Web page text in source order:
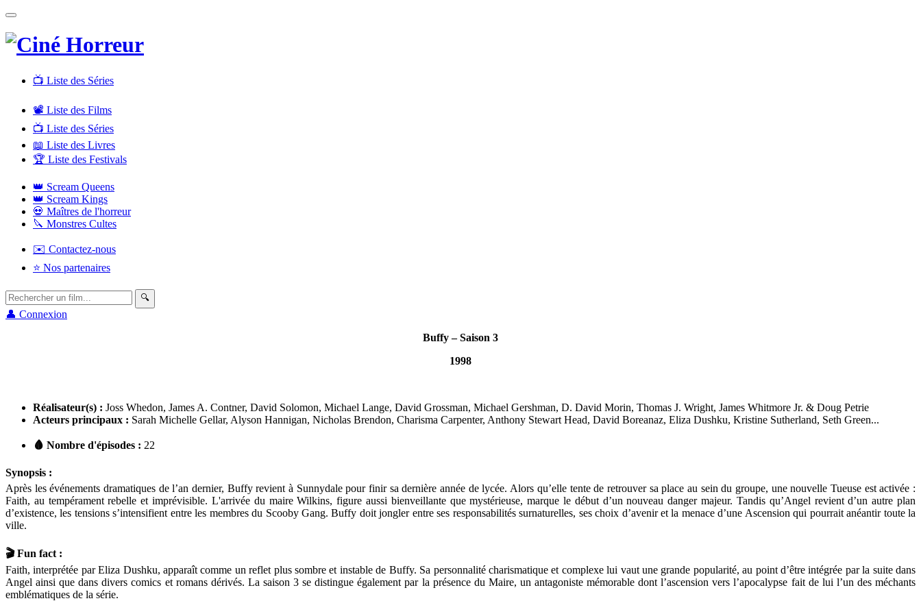
📺 Liste des Séries
📽️ Liste des Films
📺 Liste des Séries
📖 Liste des Livres
🏆 Liste des Festivals
👑 Scream Queens
👑 Scream Kings
💀 Maîtres de l'horreur
🔪 Monstres Cultes
✉️ Contactez-nous
⭐ Nos partenaires
🔍
👤 Connexion
Buffy – Saison 3
1998
Réalisateur(s) : Joss Whedon, James A. Contner, David Solomon, Michael Lange, David Grossman, Michael Gershman, D. David Morin, Thomas J. Wright, James Whitmore Jr. & Doug Petrie
Acteurs principaux : Sarah Michelle Gellar, Alyson Hannigan, Nicholas Brendon, Charisma Carpenter, Anthony Stewart Head, David Boreanaz, Eliza Dushku, Kristine Sutherland, Seth Green...
🩸 Nombre d'épisodes : 22
Synopsis :
Après les événements dramatiques de l’an dernier, Buffy revient à Sunnydale pour finir sa dernière année de lycée. Alors qu’elle tente de retrouver sa place au sein du groupe, une nouvelle Tueuse est activée :
Faith, au tempérament rebelle et imprévisible. L'arrivée du maire Wilkins, figure aussi bienveillante que mystérieuse, marque le début d’un nouveau danger majeur. Tandis qu’Angel revient d’un autre plan
d’existence, les tensions s’intensifient entre les membres du Scooby Gang. Buffy doit jongler entre ses responsabilités surnaturelles, ses choix d’avenir et la menace d’une Ascension qui pourrait anéantir toute la
ville.
🎬 Fun fact :
Faith, interprétée par Eliza Dushku, apparaît comme un reflet plus sombre et instable de Buffy. Sa personnalité charismatique et complexe lui vaut une grande popularité, au point d’être intégrée par la suite dans
Angel ainsi que dans divers comics et romans dérivés. La saison 3 se distingue également par la présence du Maire, un antagoniste mémorable dont l’ascension vers l’apocalypse fait de lui l’un des méchants
emblématiques de la série.